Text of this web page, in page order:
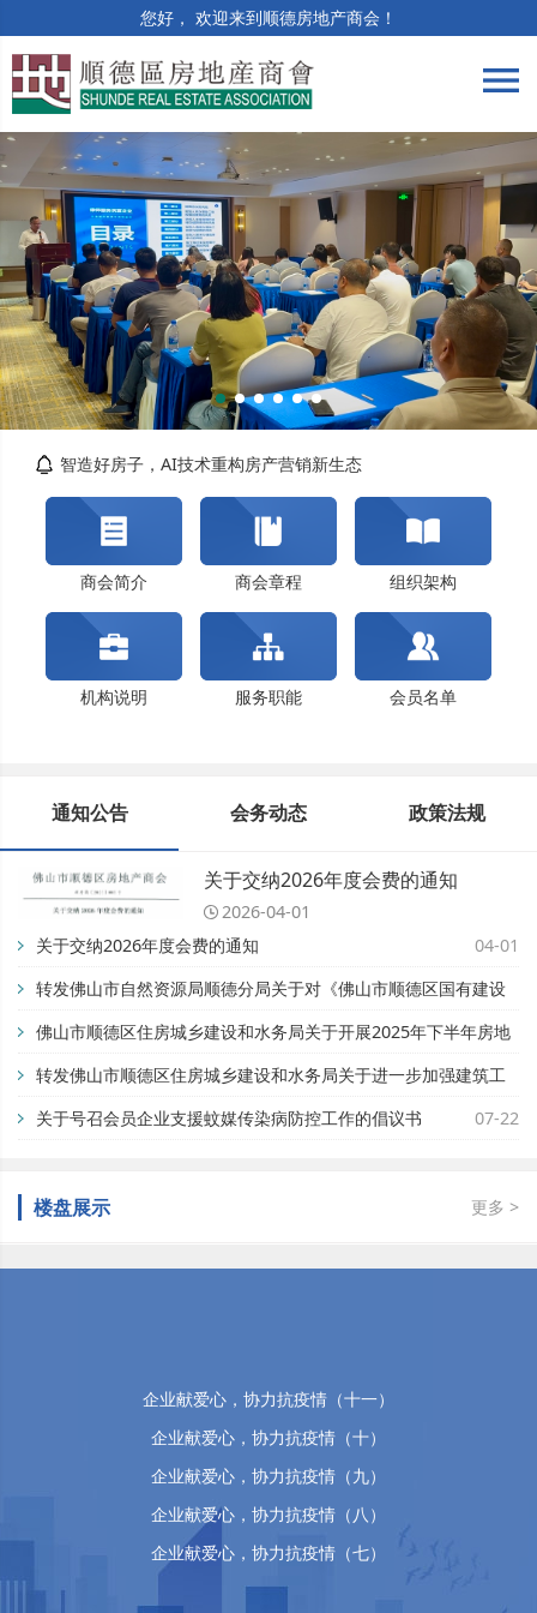
您好， 欢迎来到顺德房地产商会！
menu
筑牢合规防线 | 竣工验收与保修阶段法律风险...
精准解读提质效 | 房土两税专题培训顺利举办
智造好房子，AI技术重构房产营销新生态
关于交纳2026年度会费的通知
转发佛山市自然资源局顺德分局关于对《佛山市...
佛山市顺德区住房城乡建设和水务局关于开展202...
关于交纳2024年度会费的通知
商会简介 商会章程 组织架构
机构说明 服务职能 会员名单
通知公告 会务动态 政策法规
关于交纳2026年度会费的通知
2026-04-01
关于交纳2026年度会费的通知
04-01
转发佛山市自然资源局顺德分局关于对《佛山市顺德区国有建设
用地开竣工管理办法》公平竞争审查征求公众意见的公告【佛自
然资顺告〔2025〕93号】
11-28
佛山市顺德区住房城乡建设和水务局关于开展2025年下半年房地
产市场专项检查的通知
08-28
转发佛山市顺德区住房城乡建设和水务局关于进一步加强建筑工
地蚊媒传染病疫情防控工作的通知
07-29
关于号召会员企业支援蚊媒传染病防控工作的倡议书 07-22
楼盘展示 更多 >
企业献爱心，协力抗疫情（十一）
企业献爱心，协力抗疫情（十）
企业献爱心，协力抗疫情（九）
企业献爱心，协力抗疫情（八）
企业献爱心，协力抗疫情（七）
企业献爱心，协力抗疫情（六）